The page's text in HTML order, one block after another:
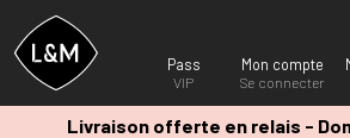
Pass
VIP
Mon compte
Se connecter
Livraison offerte en relais -